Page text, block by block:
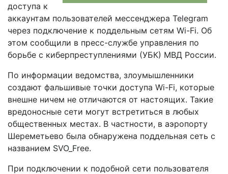
доступа к
аккаунтам пользователей мессенджера Telegram
через подключение к поддельным сетям Wi-Fi. Об
этом сообщили в пресс-службе управления по
борьбе с киберпреступлениями (УБК) МВД России.
По информации ведомства, злоумышленники
создают фальшивые точки доступа Wi-Fi, которые
внешне ничем не отличаются от настоящих. Такие
вредоносные сети могут встретиться в любых
общественных местах. В частности, в аэропорту
Шереметьево была обнаружена поддельная сеть с
названием SVO_Free.
При подключении к подобной сети пользователя